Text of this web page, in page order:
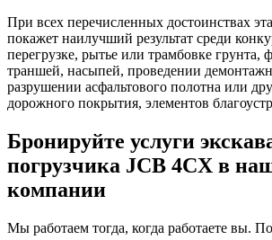
При всех перечисленных достоинствах
покажет наилучший результат среди
перегрузке, рытье или трамбовке грунта,
траншей, насыпей, проведении
разрушении асфальтового полотна или
дорожного покрытия, элементов
Бронируйте услуги
погрузчика JCB 4CX в
компании
Мы работаем тогда, когда работаете вы.